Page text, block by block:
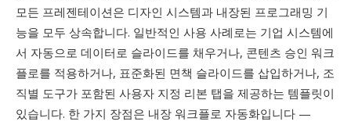
모든 프레젠테이션은 디자인 시스템과 내장된 프로그래밍 기
능을 모두 상속합니다. 일반적인 사용 사례로는 기업 시스템에
서 자동으로 데이터로 슬라이드를 채우거나, 콘텐츠 승인 워크
플로를 적용하거나, 표준화된 면책 슬라이드를 삽입하거나, 조
직별 도구가 포함된 사용자 지정 리본 탭을 제공하는 템플릿이
있습니다. 한 가지 장점은 내장 워크플로 자동화입니다 —